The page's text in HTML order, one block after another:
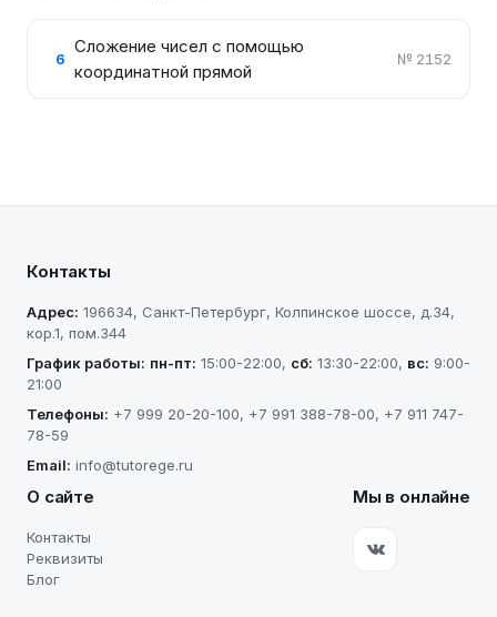
6
Сложение чисел с помощью
координатной прямой
№ 2152
Контакты
Адрес: 196634, Санкт-Петербург, Колпинское шоссе, д.34,
кор.1, пом.344
График работы: пн-пт: 15:00-22:00, сб: 13:30-22:00, вс: 9:00-
21:00
Телефоны: +7 999 20-20-100, +7 991 388-78-00, +7 911 747-
78-59
Email: info@tutorege.ru
О сайте
Контакты
Реквизиты
Блог
Мы в онлайне